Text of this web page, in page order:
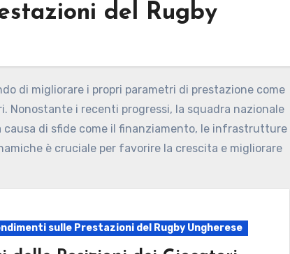
del Rugby
di migliorare i propri parametri di prestazione come
i recenti progressi, la squadra nazionale
causa di sfide come il finanziamento, le infrastrutture
è cruciale per favorire la crescita e migliorare
sulle Prestazioni del Rugby Ungherese